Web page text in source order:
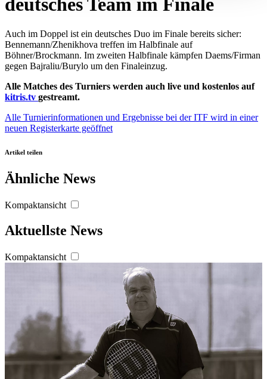
Abschnitt Einzelheitenfest.
Wir verwenden Cookies, um Inhalte und Anzeigen zu
personalisieren, Funktionen für soziale Medien anbieten
zu können und die Zugriffe auf unsere Website zu
analysieren. Außerdem geben wir Informationen zu Ihrer
Verwendung unserer Website an unsere Partner für
Partner führen diese Informationen möglicherweise mit
haben oder die sie im Rahmen Ihrer Nutzung der Dienste
jederzeit über den Link im Footer aufgerufen und
deutsches Team im Finale
Auch im Doppel ist ein deutsches Duo im Finale bereits sicher:
Bennemann/Zhenikhova treffen im Halbfinale auf
Böhner/Brockmann. Im zweiten Halbfinale kämpfen Daems/Firman
gegen Bajraliu/Burylo um den Finaleinzug.
Alle Matches des Turniers werden auch live und kostenlos auf
kitris.tv gestreamt.
Alle Turnierinformationen und Ergebnisse bei der ITF wird in einer
neuen Registerkarte geöffnet
Artikel teilen
Ähnliche News
Kompaktansicht
Aktuellste News
Kompaktansicht